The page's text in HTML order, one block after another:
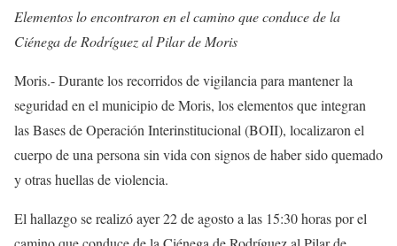
Elementos lo encontraron en el camino que conduce de la
Ciénega de Rodríguez al Pilar de Moris
Moris.- Durante los recorridos de vigilancia para mantener la
seguridad en el municipio de Moris, los elementos que integran
las Bases de Operación Interinstitucional (BOII), localizaron el
cuerpo de una persona sin vida con signos de haber sido quemado
y otras huellas de violencia.
El hallazgo se realizó ayer 22 de agosto a las 15:30 horas por el